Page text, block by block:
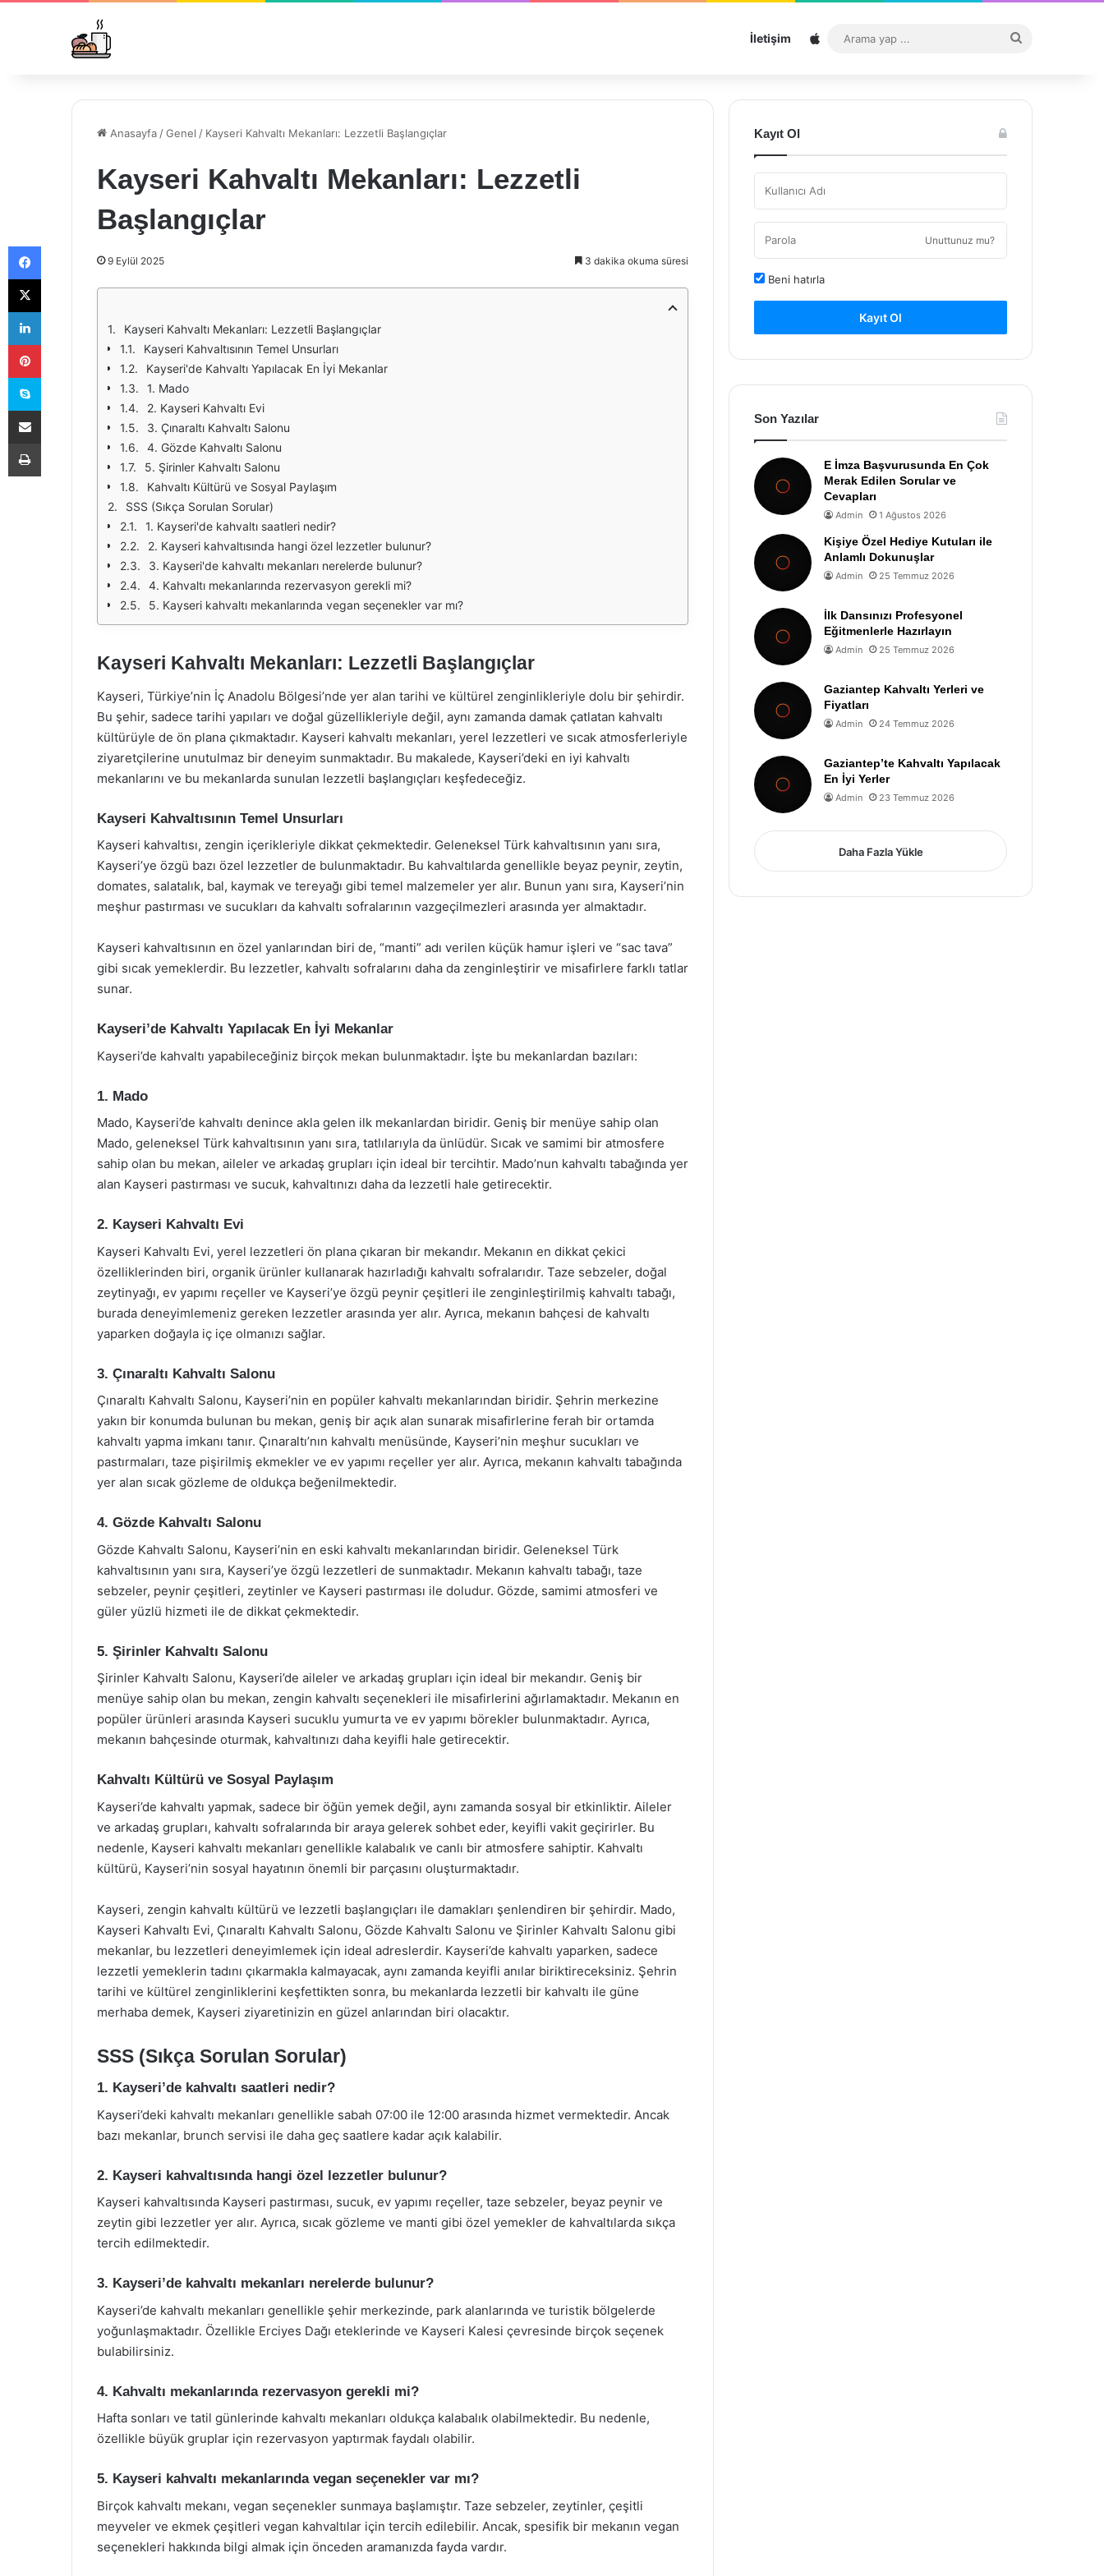
İletişim Sitemap
...
Anasayfa /Genel / Kayseri Kahvaltı Mekanları: Lezzetli Başlangıçlar
Kayseri Kahvaltı Mekanları: Lezzetli
Başlangıçlar
9 Eylül 2025 3 dakika okuma süresi
Kayseri Kahvaltı Mekanları: Lezzetli Başlangıçlar
Kayseri Kahvaltısının Temel Unsurları
Kayseri'de Kahvaltı Yapılacak En İyi Mekanlar
1. Mado
2. Kayseri Kahvaltı Evi
3. Çınaraltı Kahvaltı Salonu
4. Gözde Kahvaltı Salonu
5. Şirinler Kahvaltı Salonu
Kahvaltı Kültürü ve Sosyal Paylaşım
SSS (Sıkça Sorulan Sorular)
1. Kayseri'de kahvaltı saatleri nedir?
2. Kayseri kahvaltısında hangi özel lezzetler bulunur?
3. Kayseri'de kahvaltı mekanları nerelerde bulunur?
4. Kahvaltı mekanlarında rezervasyon gerekli mi?
5. Kayseri kahvaltı mekanlarında vegan seçenekler var mı?
Kayseri Kahvaltı Mekanları: Lezzetli Başlangıçlar
Kayseri, Türkiye’nin İç Anadolu Bölgesi’nde yer alan tarihi ve kültürel zenginlikleriyle dolu bir şehirdir.
Bu şehir, sadece tarihi yapıları ve doğal güzellikleriyle değil, aynı zamanda damak çatlatan kahvaltı
kültürüyle de ön plana çıkmaktadır. Kayseri kahvaltı mekanları, yerel lezzetleri ve sıcak atmosferleriyle
ziyaretçilerine unutulmaz bir deneyim sunmaktadır. Bu makalede, Kayseri’deki en iyi kahvaltı
mekanlarını ve bu mekanlarda sunulan lezzetli başlangıçları keşfedeceğiz.
Kayseri Kahvaltısının Temel Unsurları
Kayseri kahvaltısı, zengin içerikleriyle dikkat çekmektedir. Geleneksel Türk kahvaltısının yanı sıra,
Kayseri’ye özgü bazı özel lezzetler de bulunmaktadır. Bu kahvaltılarda genellikle beyaz peynir, zeytin,
domates, salatalık, bal, kaymak ve tereyağı gibi temel malzemeler yer alır. Bunun yanı sıra, Kayseri’nin
meşhur pastırması ve sucukları da kahvaltı sofralarının vazgeçilmezleri arasında yer almaktadır.
Kayseri kahvaltısının en özel yanlarından biri de, “manti” adı verilen küçük hamur işleri ve “sac tava”
gibi sıcak yemeklerdir. Bu lezzetler, kahvaltı sofralarını daha da zenginleştirir ve misafirlere farklı tatlar
sunar.
Kayseri’de Kahvaltı Yapılacak En İyi Mekanlar
Kayseri’de kahvaltı yapabileceğiniz birçok mekan bulunmaktadır. İşte bu mekanlardan bazıları:
1. Mado
Mado, Kayseri’de kahvaltı denince akla gelen ilk mekanlardan biridir. Geniş bir menüye sahip olan
Mado, geleneksel Türk kahvaltısının yanı sıra, tatlılarıyla da ünlüdür. Sıcak ve samimi bir atmosfere
sahip olan bu mekan, aileler ve arkadaş grupları için ideal bir tercihtir. Mado’nun kahvaltı tabağında yer
alan Kayseri pastırması ve sucuk, kahvaltınızı daha da lezzetli hale getirecektir.
2. Kayseri Kahvaltı Evi
Kayseri Kahvaltı Evi, yerel lezzetleri ön plana çıkaran bir mekandır. Mekanın en dikkat çekici
özelliklerinden biri, organik ürünler kullanarak hazırladığı kahvaltı sofralarıdır. Taze sebzeler, doğal
zeytinyağı, ev yapımı reçeller ve Kayseri’ye özgü peynir çeşitleri ile zenginleştirilmiş kahvaltı tabağı,
burada deneyimlemeniz gereken lezzetler arasında yer alır. Ayrıca, mekanın bahçesi de kahvaltı
yaparken doğayla iç içe olmanızı sağlar.
3. Çınaraltı Kahvaltı Salonu
Çınaraltı Kahvaltı Salonu, Kayseri’nin en popüler kahvaltı mekanlarından biridir. Şehrin merkezine
yakın bir konumda bulunan bu mekan, geniş bir açık alan sunarak misafirlerine ferah bir ortamda
kahvaltı yapma imkanı tanır. Çınaraltı’nın kahvaltı menüsünde, Kayseri’nin meşhur sucukları ve
pastırmaları, taze pişirilmiş ekmekler ve ev yapımı reçeller yer alır. Ayrıca, mekanın kahvaltı tabağında
yer alan sıcak gözleme de oldukça beğenilmektedir.
4. Gözde Kahvaltı Salonu
Gözde Kahvaltı Salonu, Kayseri’nin en eski kahvaltı mekanlarından biridir. Geleneksel Türk
kahvaltısının yanı sıra, Kayseri’ye özgü lezzetleri de sunmaktadır. Mekanın kahvaltı tabağı, taze
sebzeler, peynir çeşitleri, zeytinler ve Kayseri pastırması ile doludur. Gözde, samimi atmosferi ve
güler yüzlü hizmeti ile de dikkat çekmektedir.
5. Şirinler Kahvaltı Salonu
Şirinler Kahvaltı Salonu, Kayseri’de aileler ve arkadaş grupları için ideal bir mekandır. Geniş bir
menüye sahip olan bu mekan, zengin kahvaltı seçenekleri ile misafirlerini ağırlamaktadır. Mekanın en
popüler ürünleri arasında Kayseri sucuklu yumurta ve ev yapımı börekler bulunmaktadır. Ayrıca,
mekanın bahçesinde oturmak, kahvaltınızı daha keyifli hale getirecektir.
Kahvaltı Kültürü ve Sosyal Paylaşım
Kayseri’de kahvaltı yapmak, sadece bir öğün yemek değil, aynı zamanda sosyal bir etkinliktir. Aileler
ve arkadaş grupları, kahvaltı sofralarında bir araya gelerek sohbet eder, keyifli vakit geçirirler. Bu
nedenle, Kayseri kahvaltı mekanları genellikle kalabalık ve canlı bir atmosfere sahiptir. Kahvaltı
kültürü, Kayseri’nin sosyal hayatının önemli bir parçasını oluşturmaktadır.
Kayseri, zengin kahvaltı kültürü ve lezzetli başlangıçları ile damakları şenlendiren bir şehirdir. Mado,
Kayseri Kahvaltı Evi, Çınaraltı Kahvaltı Salonu, Gözde Kahvaltı Salonu ve Şirinler Kahvaltı Salonu gibi
mekanlar, bu lezzetleri deneyimlemek için ideal adreslerdir. Kayseri’de kahvaltı yaparken, sadece
lezzetli yemeklerin tadını çıkarmakla kalmayacak, aynı zamanda keyifli anılar biriktireceksiniz. Şehrin
tarihi ve kültürel zenginliklerini keşfettikten sonra, bu mekanlarda lezzetli bir kahvaltı ile güne
merhaba demek, Kayseri ziyaretinizin en güzel anlarından biri olacaktır.
SSS (Sıkça Sorulan Sorular)
1. Kayseri’de kahvaltı saatleri nedir?
Kayseri’deki kahvaltı mekanları genellikle sabah 07:00 ile 12:00 arasında hizmet vermektedir. Ancak
bazı mekanlar, brunch servisi ile daha geç saatlere kadar açık kalabilir.
2. Kayseri kahvaltısında hangi özel lezzetler bulunur?
Kayseri kahvaltısında Kayseri pastırması, sucuk, ev yapımı reçeller, taze sebzeler, beyaz peynir ve
zeytin gibi lezzetler yer alır. Ayrıca, sıcak gözleme ve manti gibi özel yemekler de kahvaltılarda sıkça
tercih edilmektedir.
3. Kayseri’de kahvaltı mekanları nerelerde bulunur?
Kayseri’de kahvaltı mekanları genellikle şehir merkezinde, park alanlarında ve turistik bölgelerde
yoğunlaşmaktadır. Özellikle Erciyes Dağı eteklerinde ve Kayseri Kalesi çevresinde birçok seçenek
bulabilirsiniz.
4. Kahvaltı mekanlarında rezervasyon gerekli mi?
Hafta sonları ve tatil günlerinde kahvaltı mekanları oldukça kalabalık olabilmektedir. Bu nedenle,
özellikle büyük gruplar için rezervasyon yaptırmak faydalı olabilir.
5. Kayseri kahvaltı mekanlarında vegan seçenekler var mı?
Birçok kahvaltı mekanı, vegan seçenekler sunmaya başlamıştır. Taze sebzeler, zeytinler, çeşitli
meyveler ve ekmek çeşitleri vegan kahvaltılar için tercih edilebilir. Ancak, spesifik bir mekanın vegan
seçenekleri hakkında bilgi almak için önceden aramanızda fayda vardır.
Kayıt Ol
Unuttunuz mu?
Beni hatırla
Kayıt Ol
Son Yazılar
E İmza Başvurusunda En Çok
Merak Edilen Sorular ve
Cevapları
Admin 1 Ağustos 2026
Kişiye Özel Hediye Kutuları ile
Anlamlı Dokunuşlar
Admin 25 Temmuz 2026
İlk Dansınızı Profesyonel
Eğitmenlerle Hazırlayın
Admin 25 Temmuz 2026
Gaziantep Kahvaltı Yerleri ve
Fiyatları
Admin 24 Temmuz 2026
Gaziantep’te Kahvaltı Yapılacak
En İyi Yerler
Admin 23 Temmuz 2026
Daha Fazla Yükle
Facebook
X
LinkedIn
Pinterest
Skype
E-Posta ile paylaş